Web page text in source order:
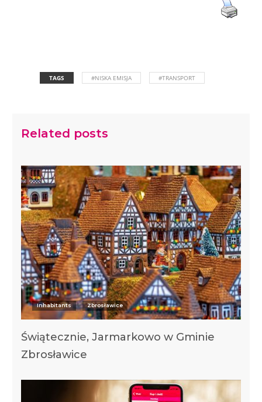
TAGS #NISKA EMISJA #TRANSPORT
Related posts
Inhabitants Zbrosławice
Świątecznie, Jarmarkowo w Gminie
Zbrosławice